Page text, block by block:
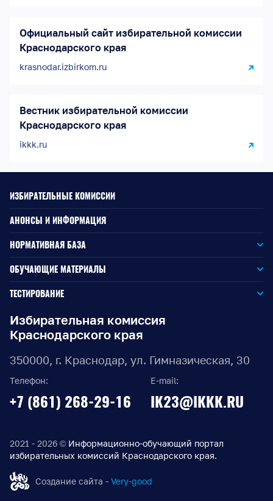
Официальный сайт избирательной комиссии
Краснодарского края
krasnodar.izbirkom.ru
Вестник избирательной комиссии
Краснодарского края
ikkk.ru
Избирательная комиссия
Краснодарского края
350000, г. Краснодар, ул. Гимназическая, 30
Телефон:
+7 (861) 268-29-16
E-mail:
IK23@IKKK.RU
2021 - 2026 © Информационно-обучающий портал
избирательных комиссий Краснодарского края.
Создание сайта - Very-good
ИЗБИРАТЕЛЬНЫЕ КОМИССИИ
АНОНСЫ И ИНФОРМАЦИЯ
НОРМАТИВНАЯ БАЗА
Законодательство РФ
Законодательство КК
Документы ЦИК России
Документы ИККК
Выборы Губернатора Краснодарского края
Краснодарского края
края
Правовые акты по выборам депутатов Государственной
Думы Федерального Собрания РФ восьмого созыва
ОБУЧАЮЩИЕ МАТЕРИАЛЫ
Для окружной избирательной комиссии
Для территориальной избирательной комиссии
Для участковой избирательной комиссии
ТЕСТИРОВАНИЕ
Для членов участковых избирательных комиссий